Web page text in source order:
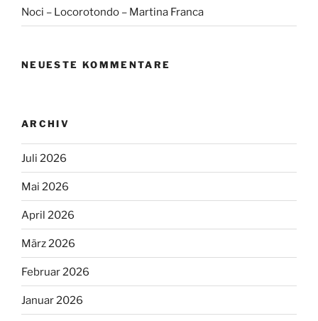
Noci – Locorotondo – Martina Franca
NEUESTE KOMMENTARE
ARCHIV
Juli 2026
Mai 2026
April 2026
März 2026
Februar 2026
Januar 2026